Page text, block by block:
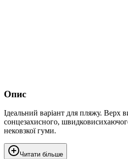
Опис
Ідеальний варіант для пляжу. Верх
сонцезахисного,
нековзкої гуми.
Читати більше